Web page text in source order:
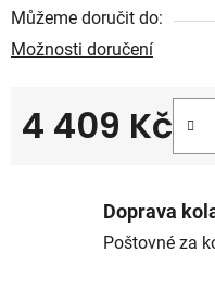
Můžeme doručit do:
Možnosti doručení
4 409 Kč
Doprava
Poštovné za